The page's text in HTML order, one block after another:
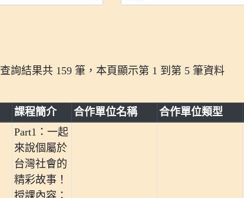
查詢結果共 159 筆，本頁顯示第 1 到第 5 筆資料
課程簡介 合作單位名稱
合作單位類型
Part1：一起
來說個屬於
台灣社會的
精彩故事！
授課內容：